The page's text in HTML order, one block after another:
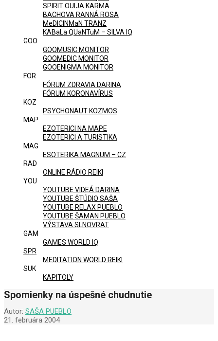
SPIRIT OUIJA KARMA
BACHOVA RANNÁ ROSA
MeDICINMaN TRANZ
KABaLa QUaNTuM – SILVA IQ
GOO
GOOMUSIC MONITOR
GOOMEDIC MONITOR
GOOENIGMA MONITOR
FOR
FÓRUM ZDRAVIA DARINA
FÓRUM KORONAVÍRUS
KOZ
PSYCHONAUT KOZMOS
MAP
EZOTERICI NA MAPE
EZOTERICI A TURISTIKA
MAG
ESOTERIKA MAGNUM – CZ
RAD
ONLINE RÁDIO REIKI
YOU
YOUTUBE VIDEÁ DARINA
YOUTUBE ŠTÚDIO SAŠA
YOUTUBE RELAX PUEBLO
YOUTUBE ŠAMAN PUEBLO
VÝSTAVA SLNOVRAT
GAM
GAMES WORLD IQ
SPR
MEDITATION WORLD REIKI
SUK
KAPITOLY
Spomienky na úspešné chudnutie
Autor: SAŠA PUEBLO
21. februára 2004